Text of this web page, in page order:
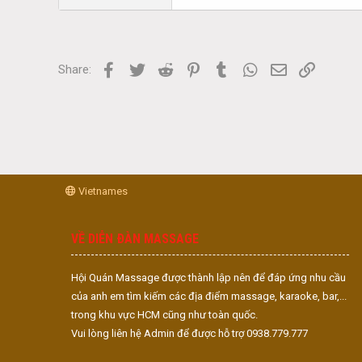
Share: Facebook
Twitter Reddit PinterestTumblr WhatsApp
Email
Vietnames
VỀ DIỄN ĐÀN MASSAGE
Hội Quán Massage được thành lập nên để đáp ứng nhu cầu
của anh em tìm kiếm các địa điểm massage, karaoke, bar,...
trong khu vực HCM cũng như toàn quốc.
Vui lòng liên hệ Admin để được hỗ trợ 0938.779.777